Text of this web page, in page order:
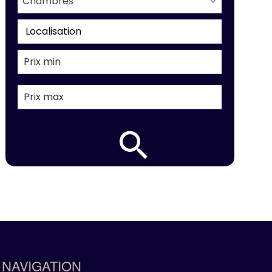
Localisation
NAVIGATION